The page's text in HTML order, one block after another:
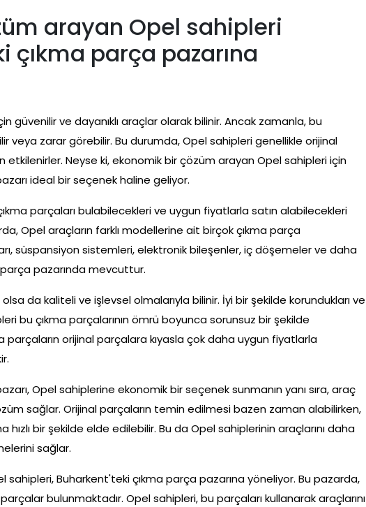
arayan Opel sahipleri
çıkma parça pazarına
güvenilir ve dayanıklı araçlar olarak bilinir. Ancak zamanla, bu
veya zarar görebilir. Bu durumda, Opel sahipleri genellikle orijinal
etkilenirler. Neyse ki, ekonomik bir çözüm arayan Opel sahipleri için
ideal bir seçenek haline geliyor.
parçaları bulabilecekleri ve uygun fiyatlarla satın alabilecekleri
Opel araçların farklı modellerine ait birçok çıkma parça
süspansiyon sistemleri, elektronik bileşenler, iç döşemeler ve daha
pazarında mevcuttur.
olsa da kaliteli ve işlevsel olmalarıyla bilinir. İyi bir şekilde korundukları ve
bu çıkma parçalarının ömrü boyunca sorunsuz bir şekilde
parçaların orijinal parçalara kıyasla çok daha uygun fiyatlarla
Opel sahiplerine ekonomik bir seçenek sunmanın yanı sıra, araç
sağlar. Orijinal parçaların temin edilmesi bazen zaman alabilirken,
hızlı bir şekilde elde edilebilir. Bu da Opel sahiplerinin araçlarını daha
sağlar.
Buharkent'teki çıkma parça pazarına yöneliyor. Bu pazarda,
bulunmaktadır. Opel sahipleri, bu parçaları kullanarak araçlarını